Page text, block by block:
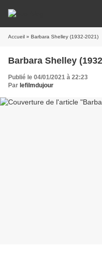
Accueil » Barbara Shelley (1932-2021)
Barbara Shelley
Publié le 04/01/2021 à 22:23
Par lefilmdujour